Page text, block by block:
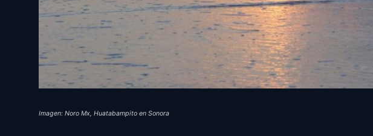
Imagen: Noro Mx, Huatabampito en Sonora